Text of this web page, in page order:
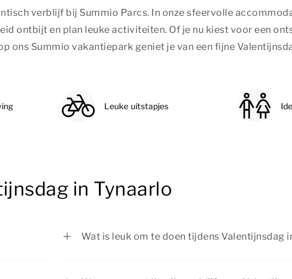
verblijf bij Summio Parcs. In onze sfeervolle
ontbijt en plan leuke activiteiten. Of je nu kiest voor een
ons Summio vakantiepark geniet je van een fijne
Leuke uitstapjes
in Tynaarlo
Wat is leuk om te doen tijdens Valentijnsdag